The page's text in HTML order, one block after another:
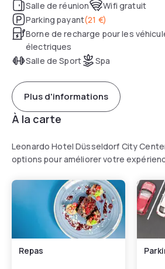
Salle de réunion
Wifi gratuit
Parking payant(21 €)
Borne de recharge pour les
électriques
Salle de Sport
Spa
Plus d'informations
À la carte
Leonardo Hotel Düsseldorf City
options pour améliorer votre
Repas